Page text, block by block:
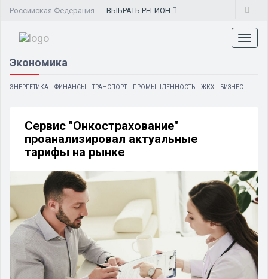
Российская Федерация ВЫБРАТЬ РЕГИОН
Экономика
ЭНЕРГЕТИКА ФИНАНСЫ ТРАНСПОРТ ПРОМЫШЛЕННОСТЬ ЖКХ БИЗНЕС
Сервис "Онкострахование"
проанализировал актуальные
тарифы на рынке